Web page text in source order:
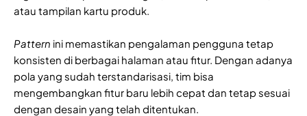
atau tampilan kartu produk.
Pattern ini memastikan pengalaman pengguna tetap
konsisten di berbagai halaman atau fitur. Dengan adanya
pola yang sudah terstandarisasi, tim bisa
mengembangkan fitur baru lebih cepat dan tetap sesuai
dengan desain yang telah ditentukan.